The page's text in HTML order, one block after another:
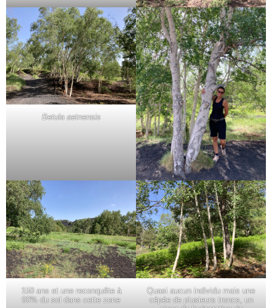
Betula aetnensis
150 ans et une reconquête à
90% du sol dans cette zone
Quasi aucun individu mais une
cépée de plusieurs troncs, un